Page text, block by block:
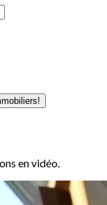
en vidéo.